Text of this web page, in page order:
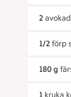
2
1/2 förp
180 g
1 kruka